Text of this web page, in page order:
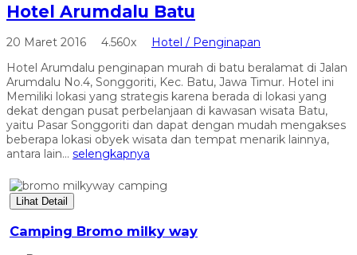
Hotel Arumdalu Batu
20 Maret 2016 4.560x
Hotel / Penginapan
Hotel Arumdalu penginapan murah di batu beralamat di Jalan
Arumdalu No.4, Songgoriti, Kec. Batu, Jawa Timur. Hotel ini
Memiliki lokasi yang strategis karena berada di lokasi yang
dekat dengan pusat perbelanjaan di kawasan wisata Batu,
yaitu Pasar Songgoriti dan dapat dengan mudah mengakses
beberapa lokasi obyek wisata dan tempat menarik lainnya,
antara lain... selengkapnya
Lihat Detail
Camping Bromo milky way